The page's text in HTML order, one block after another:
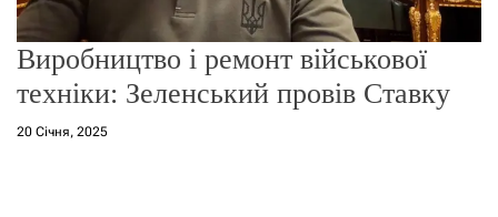
Виробництво і ремонт військової
техніки: Зеленський провів Ставку
20 Січня, 2025